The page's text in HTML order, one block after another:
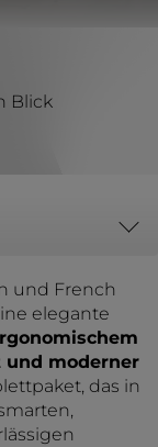
Blick
und French
elegante
und moderner
das in